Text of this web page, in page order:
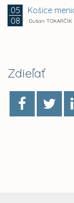
05
08
Dušan TOKARČÍK
Zdieľať